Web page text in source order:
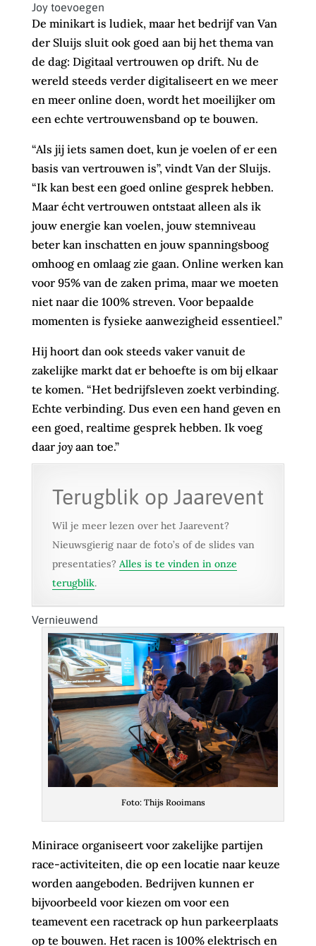
Joy toevoegen
De minikart is ludiek, maar het bedrijf van Van
der Sluijs sluit ook goed aan bij het thema van
de dag: Digitaal vertrouwen op drift. Nu de
wereld steeds verder digitaliseert en we meer
en meer online doen, wordt het moeilijker om
een echte vertrouwensband op te bouwen.
“Als jij iets samen doet, kun je voelen of er een
basis van vertrouwen is”, vindt Van der Sluijs.
“Ik kan best een goed online gesprek hebben.
Maar écht vertrouwen ontstaat alleen als ik
jouw energie kan voelen, jouw stemniveau
beter kan inschatten en jouw spanningsboog
omhoog en omlaag zie gaan. Online werken kan
voor 95% van de zaken prima, maar we moeten
niet naar die 100% streven. Voor bepaalde
momenten is fysieke aanwezigheid essentieel.”
Hij hoort dan ook steeds vaker vanuit de
zakelijke markt dat er behoefte is om bij elkaar
te komen. “Het bedrijfsleven zoekt verbinding.
Echte verbinding. Dus even een hand geven en
een goed, realtime gesprek hebben. Ik voeg
daar joyaan toe.”
Terugblik op Jaarevent
Wil je meer lezen over het Jaarevent?
Nieuwsgierig naar de foto’s of de slides van
presentaties? Alles is te vinden in onze
terugblik.
Vernieuwend
Foto: Thijs Rooimans
Minirace organiseert voor zakelijke partijen
race-activiteiten, die op een locatie naar keuze
worden aangeboden. Bedrijven kunnen er
bijvoorbeeld voor kiezen om voor een
teamevent een racetrack op hun parkeerplaats
op te bouwen. Het racen is 100% elektrisch en